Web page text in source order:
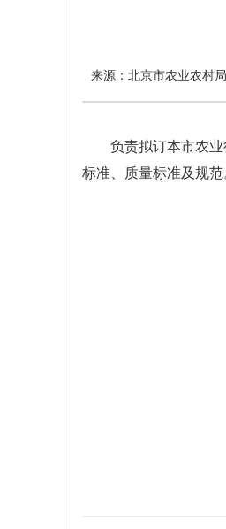
来源： 北京市农业农村局
负责拟订本市农业行
标准、质量标准及规